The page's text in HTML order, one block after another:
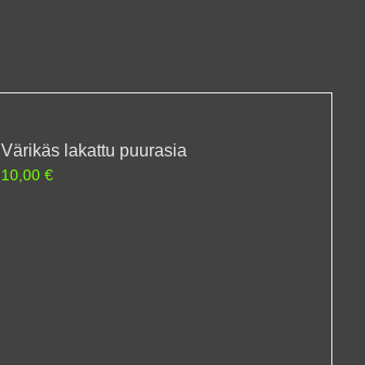
Värikäs lakattu puurasia
10,00 €